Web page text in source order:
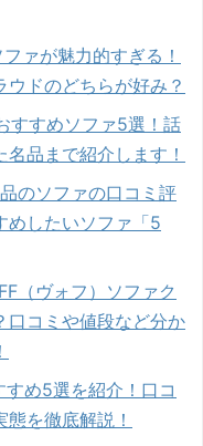
ァが魅力的すぎる！
ドのどちらが好み？
すすめソファ5選！話
品まで紹介します！
のソファの口コミ評
めしたいソファ「5
（ヴォフ）ソファク
口コミや値段など分か
め5選を紹介！口コ
を徹底解説！